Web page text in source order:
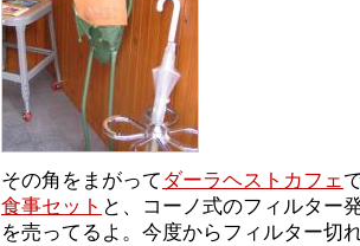
その角をまがって ダーラヘストカフェ
食事セット と、コーノ式のフィルター
を売ってるよ。今度からフィルター切